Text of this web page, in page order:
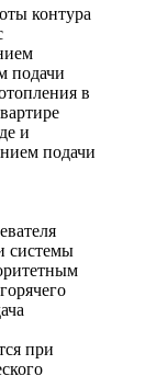
контура
подачи
в
и
подачи
системы
при